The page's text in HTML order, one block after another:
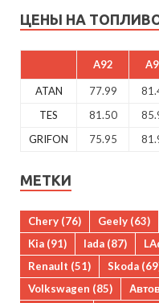
ЦЕНЫ НА
A92
ATAN 77.99
TES
81.50
GRIFON
75.95
МЕТКИ
Chery (76) Geely (63)
Kia (91) lada (87)
Renault (51) Skoda
Volkswagen (85)